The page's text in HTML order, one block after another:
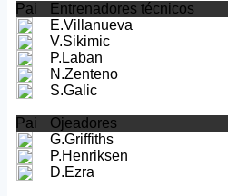
Pai Entrenadores técnicos
E.Villanueva
V.Sikimic
P.Laban
N.Zenteno
S.Galic
Pai Ojeadores
G.Griffiths
P.Henriksen
D.Ezra